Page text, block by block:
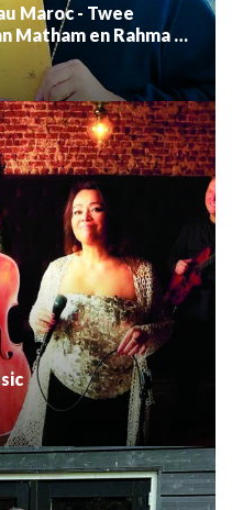
Maroc - Twee
Matham en Rahma el